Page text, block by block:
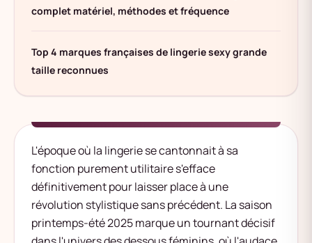
complet matériel, méthodes et fréquence
Top 4 marques françaises de lingerie sexy grande
taille reconnues
L'époque où la lingerie se cantonnait à sa
fonction purement utilitaire s'efface
définitivement pour laisser place à une
révolution stylistique sans précédent. La saison
printemps-été 2025 marque un tournant décisif